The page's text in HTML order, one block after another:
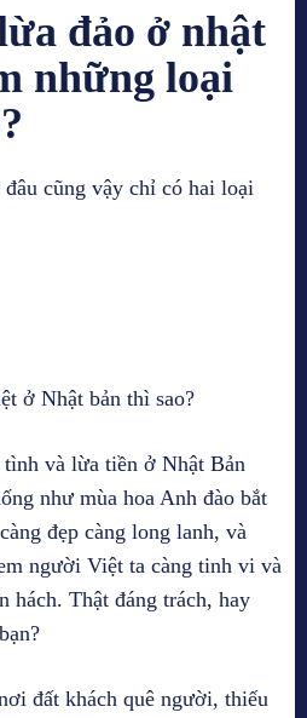
đảo ở nhật
những loại
cũng vậy chỉ có hai loại
ở Nhật bản thì sao?
và lừa tiền ở Nhật Bản
như mùa hoa Anh đào bắt
đẹp càng long lanh, và
người Việt ta càng tinh vi và
hách. Thật đáng trách, hay
đất khách quê người, thiếu